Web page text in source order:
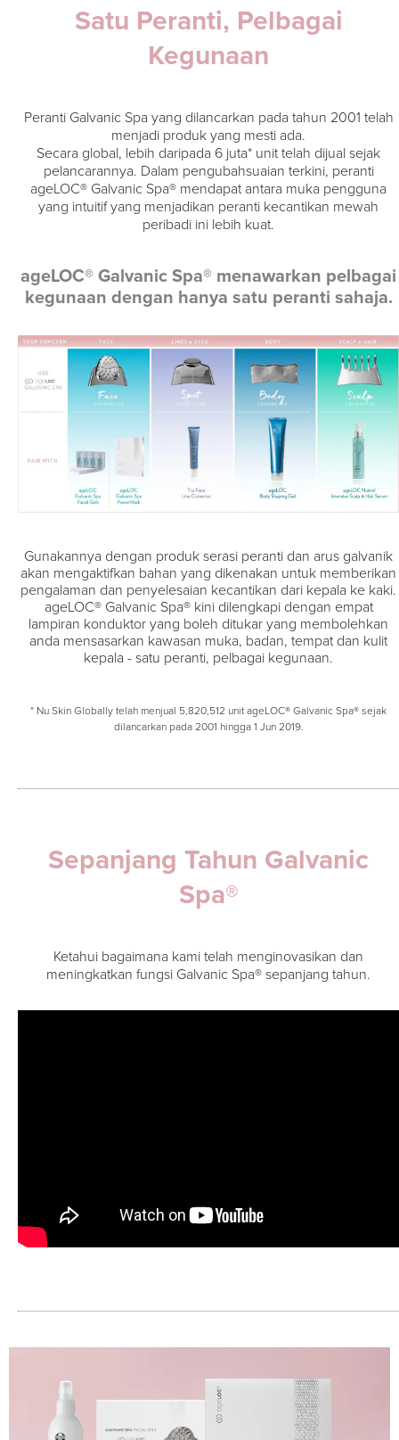
Satu Peranti, Pelbagai
Kegunaan
Peranti Galvanic Spa yang dilancarkan pada tahun 2001 telah
menjadi produk yang mesti ada.
Secara global, lebih daripada 6 juta* unit telah dijual sejak
pelancarannya. Dalam pengubahsuaian terkini, peranti
ageLOC® Galvanic Spa® mendapat antara muka pengguna
yang intuitif yang menjadikan peranti kecantikan mewah
peribadi ini lebih kuat.
ageLOC® Galvanic Spa® menawarkan pelbagai
kegunaan dengan hanya satu peranti sahaja.
Gunakannya dengan produk serasi peranti dan arus galvanik
akan mengaktifkan bahan yang dikenakan untuk memberikan
pengalaman dan penyelesaian kecantikan dari kepala ke kaki.
ageLOC® Galvanic Spa® kini dilengkapi dengan empat
lampiran konduktor yang boleh ditukar yang membolehkan
anda mensasarkan kawasan muka, badan, tempat dan kulit
kepala - satu peranti, pelbagai kegunaan.
* Nu Skin Globally telah menjual 5,820,512 unit ageLOC® Galvanic Spa® sejak
dilancarkan pada 2001 hingga 1 Jun 2019.
Sepanjang Tahun Galvanic
Spa®
Ketahui bagaimana kami telah menginovasikan dan
meningkatkan fungsi Galvanic Spa® sepanjang tahun.